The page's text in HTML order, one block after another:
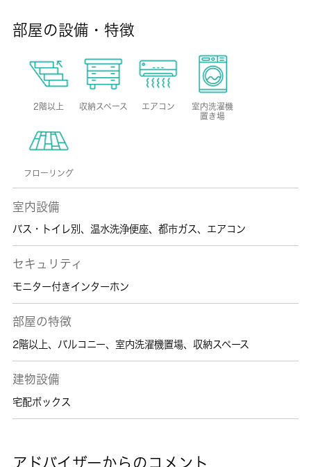
部屋の設備・特徴
2階以上 収納スペース エアコン
室内洗濯機
置き場
フローリング
室内設備
バス・トイレ別 、 温水洗浄便座、 都市ガス、 エアコン
セキュリティ
モニター付きインターホン
部屋の特徴
2階以上、 バルコニー、 室内洗濯機置場、 収納スペース
建物設備
宅配ボックス
アドバイザーからのコメント